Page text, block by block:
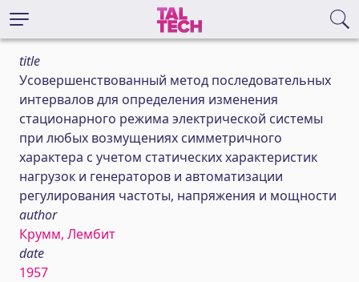
title
Усовершенствованный метод последовательных
интервалов для определения изменения
стационарного режима электрической системы
при любых возмущениях симметричного
характера с учетом статических характеристик
нагрузок и генераторов и автоматизации
регулирования частоты, напряжения и мощности
author
Крумм, Лембит
date
1957